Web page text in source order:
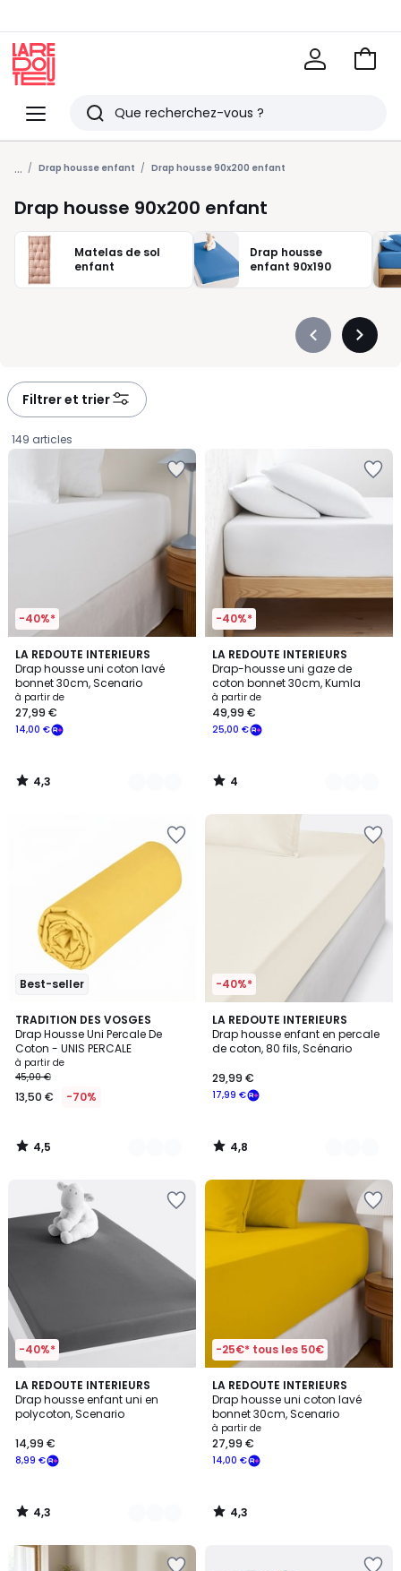
Menu
Redoute
Rechercher
Derniers
articles
vus
Voir
... Drap housse enfant Drap housse 90x200 enfant
Drap housse 90x200 enfant
Matelas de sol
enfant
Drap housse
enfant 90x190
Précédent
Filtrer et trier
149 articles
-40%*
LA REDOUTE INTERIEURS
Drap housse uni coton lavé
bonnet 30cm, Scenario
Prix
à
partir
27,99
€
place
€.
à partir de
14,00 €
27,99 €
4,3
/ 5
19
Couleurs
4,3
/
-40%*
LA REDOUTE INTERIEURS
Drap-housse uni gaze de
coton bonnet 30cm, Kumla
à partir de
25,00 €
49,99 €
4
/
5
17
Couleurs
4
/
Best-seller
TRADITION DES VOSGES
Drap Housse Uni Percale De
Coton - UNIS PERCALE
à partir de
45,00 €
13,50 € -70%
4,5
/ 5
22
Couleurs
4,5
/
-40%*
LA REDOUTE INTERIEURS
Drap housse enfant en percale
de coton, 80 fils, Scénario
17,99 €
29,99 €
4,8
/ 5
20
Couleurs
4,8
/
-40%*
LA REDOUTE INTERIEURS
Drap housse enfant uni en
polycoton, Scenario
8,99 €
14,99 €
4,3
/ 5
15
Couleurs
4,3
/
-25€* tous les 50€
LA REDOUTE INTERIEURS
Drap housse uni coton lavé
bonnet 30cm, Scenario
à partir de
14,00 €
27,99 €
4,3
/ 5
4,3
/